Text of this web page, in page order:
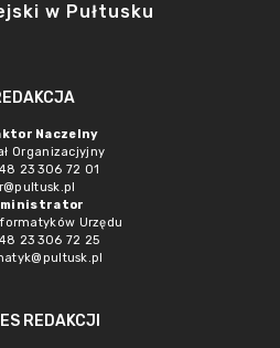
w Pułtusku
Naczelny
Organizacjyjny
23 306 72 01
Urzędu
23 306 72 25
REDAKCJI